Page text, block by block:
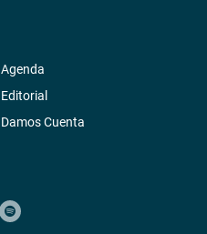
Agenda
Editorial
Damos Cuenta